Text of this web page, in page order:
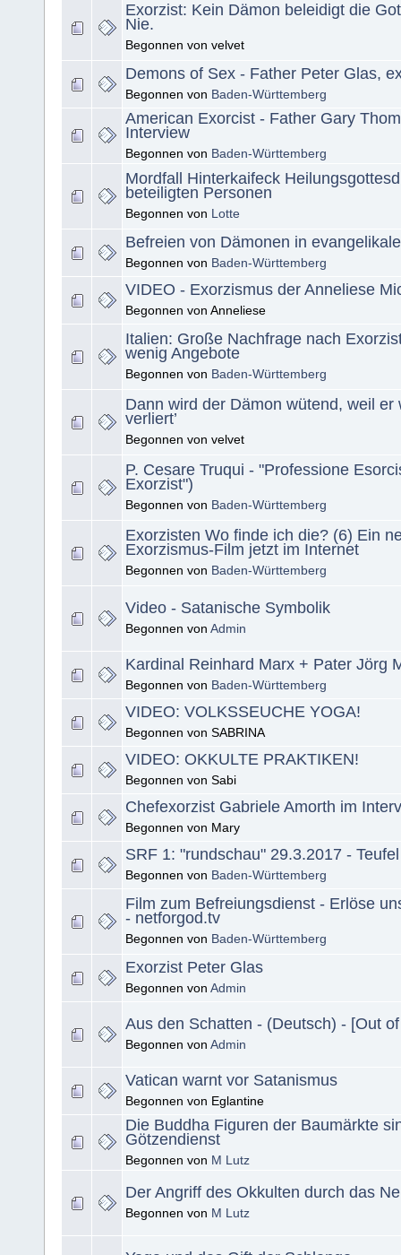
Exorzist: Kein Dämon beleidigt die
Nie.
Begonnen von velvet
Demons of Sex - Father Peter Glas,
Begonnen von Baden-Württemberg
American Exorcist - Father Gary
Interview
Begonnen von Baden-Württemberg
Mordfall Hinterkaifeck
beteiligten Personen
Begonnen von Lotte
Befreien von Dämonen in
Begonnen von Baden-Württemberg
VIDEO - Exorzismus der Anneliese
Begonnen von Anneliese
Italien: Große Nachfrage nach
wenig Angebote
Begonnen von Baden-Württemberg
Dann wird der Dämon wütend, weil er
verliert’
Begonnen von velvet
P. Cesare Truqui - "Professione
Exorzist")
Begonnen von Baden-Württemberg
Exorzisten Wo finde ich die? (6) Ein
Exorzismus-Film jetzt im Internet
Begonnen von Baden-Württemberg
Video - Satanische Symbolik
Begonnen von Admin
Kardinal Reinhard Marx + Pater Jörg
Begonnen von Baden-Württemberg
VIDEO: VOLKSSEUCHE YOGA!
Begonnen von SABRINA
VIDEO: OKKULTE PRAKTIKEN!
Begonnen von Sabi
Chefexorzist Gabriele Amorth im
Begonnen von Mary
SRF 1: "rundschau" 29.3.2017 -
Begonnen von Baden-Württemberg
Film zum Befreiungsdienst - Erlöse
- netforgod.tv
Begonnen von Baden-Württemberg
Exorzist Peter Glas
Begonnen von Admin
Aus den Schatten - (Deutsch) - [Out
Begonnen von Admin
Vatican warnt vor Satanismus
Begonnen von Eglantine
Die Buddha Figuren der Baumärkte
Götzendienst
Begonnen von M Lutz
Der Angriff des Okkulten durch das
Begonnen von M Lutz